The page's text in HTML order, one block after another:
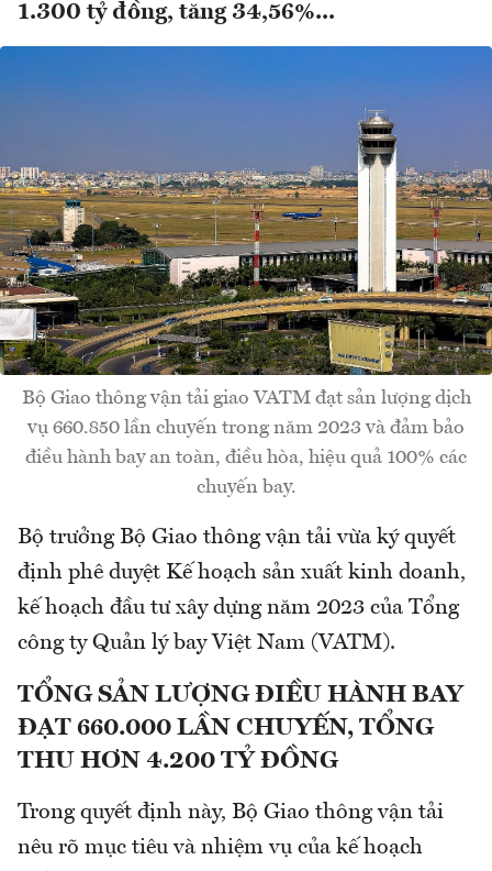
1.300 tỷ đồng, tăng 34,56%...
Bộ Giao thông vận tải giao VATM đạt sản lượng dịch
vụ 660.850 lần chuyến trong năm 2023 và đảm bảo
điều hành bay an toàn, điều hòa, hiệu quả 100% các
chuyến bay.
Bộ trưởng Bộ Giao thông vận tải vừa ký quyết
định phê duyệt Kế hoạch sản xuất kinh doanh,
kế hoạch đầu tư xây dựng năm 2023 của Tổng
công ty Quản lý bay Việt Nam (VATM).
TỔNG SẢN LƯỢNG ĐIỀU HÀNH BAY
ĐẠT 660.000 LẦN CHUYẾN, TỔNG
THU HƠN 4.200 TỶ ĐỒNG
Trong quyết định này, Bộ Giao thông vận tải
nêu rõ mục tiêu và nhiệm vụ của kế hoạch